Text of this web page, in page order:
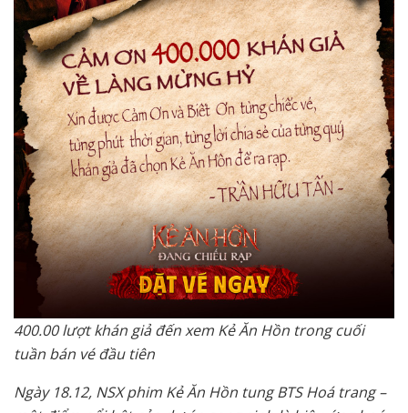
400.00 lượt khán giả đến xem Kẻ Ăn Hồn trong cuối
tuần bán vé đầu tiên
Ngày 18.12, NSX phim Kẻ Ăn Hồn tung BTS Hoá trang –